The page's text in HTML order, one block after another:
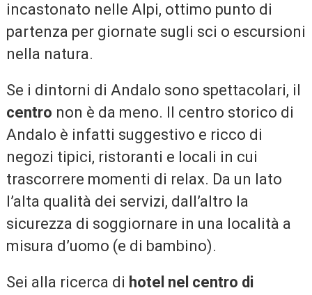
incastonato nelle Alpi, ottimo punto di
partenza per giornate sugli sci o escursioni
nella natura.
Se i dintorni di Andalo sono spettacolari, il
centro non è da meno. Il centro storico di
Andalo è infatti suggestivo e ricco di
negozi tipici, ristoranti e locali in cui
trascorrere momenti di relax. Da un lato
l’alta qualità dei servizi, dall’altro la
sicurezza di soggiornare in una località a
misura d’uomo (e di bambino).
Sei alla ricerca di hotel nel centro di